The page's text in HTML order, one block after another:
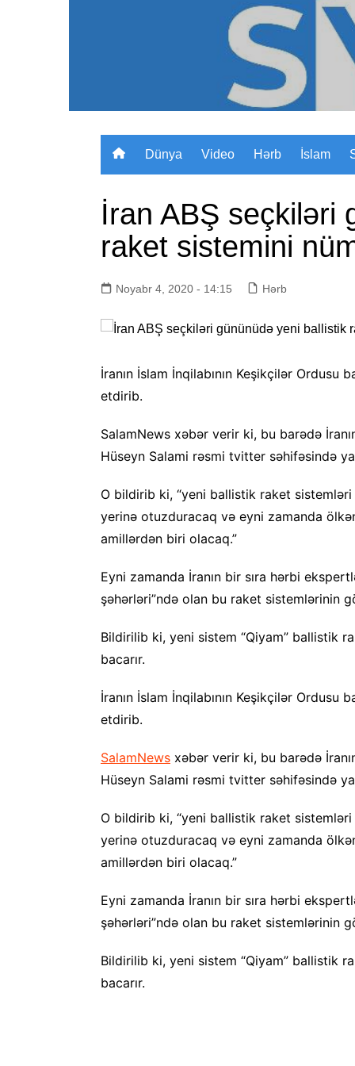
Dünya Video Hərb İslam
İran ABŞ seçkiləri
raket sistemini
Noyabr 4, 2020 - 14:15 Hərb
İranın İslam İnqilabının Keşikçilər
etdirib.
SalamNews xəbər verir ki, bu barədə
Hüseyn Salami rəsmi tvitter səhifəsində
O bildirib ki, “yeni ballistik raket sistemləri
yerinə otuzduracaq və eyni zamanda
amillərdən biri olacaq.”
Eyni zamanda İranın bir sıra hərbi
şəhərləri”ndə olan bu raket sistemlərinin
Bildirilib ki, yeni sistem “Qiyam” ballistik
bacarır.
İranın İslam İnqilabının Keşikçilər
etdirib.
SalamNews xəbər verir ki, bu barədə
Hüseyn Salami rəsmi tvitter səhifəsində
O bildirib ki, “yeni ballistik raket sistemləri
yerinə otuzduracaq və eyni zamanda
amillərdən biri olacaq.”
Eyni zamanda İranın bir sıra hərbi
şəhərləri”ndə olan bu raket sistemlərinin
Bildirilib ki, yeni sistem “Qiyam” ballistik
bacarır.